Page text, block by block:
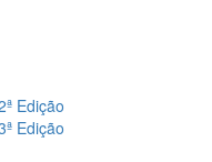
Edição
Edição